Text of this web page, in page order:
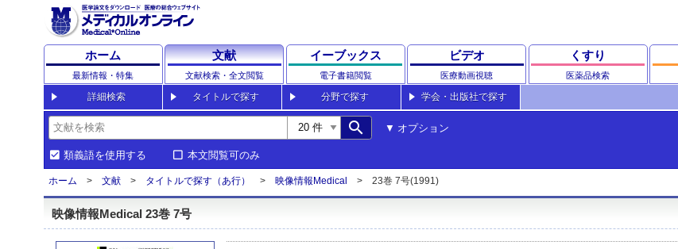
ホーム
最新情報・特集
文献
文献検索・全文閲覧
イーブックス
電子書籍閲覧
ビデオ
医療動画視聴
くすり
医薬品検索
詳細検索 タイトルで探す 分野で探す 学会・出版社で探す
search オプション
類義語を使用する 本文閲覧可のみ
ホーム 文献 タイトルで探す（あ行） 映像情報Medical 23巻 7号(1991)
映像情報Medical 23巻 7号